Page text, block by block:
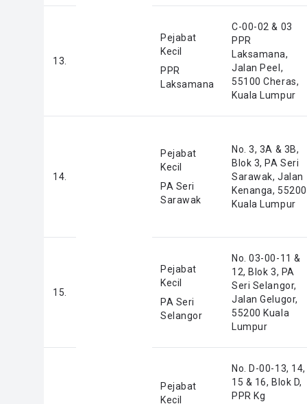
13.
Pejabat
Kecil
PPR
Laksamana
C-00-02 & 03
PPR
Laksamana,
Jalan Peel,
55100 Cheras,
Kuala Lumpur
14.
Pejabat
Kecil
PA Seri
Sarawak
No. 3, 3A & 3B,
Blok 3, PA Seri
Sarawak, Jalan
Kenanga, 55200
Kuala Lumpur
15.
Pejabat
Kecil
PA Seri
Selangor
No. 03-00-11 &
12, Blok 3, PA
Seri Selangor,
Jalan Gelugor,
55200 Kuala
Lumpur
Pejabat
Kecil
No. D-00-13, 14,
15 & 16, Blok D,
PPR Kg